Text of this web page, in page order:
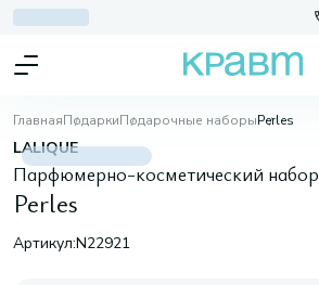
ГлавнаяПодаркиПодарочные наборыPerles
LALIQUE
Парфюмерно-косметический набор
Perles
Артикул:N22921